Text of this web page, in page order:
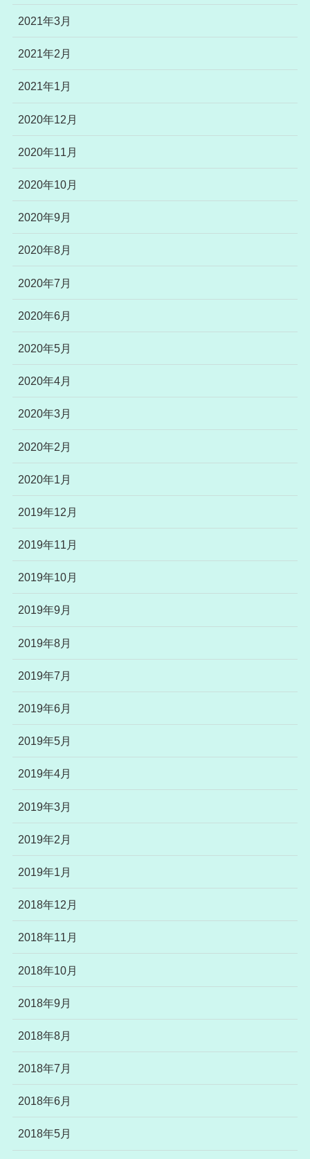
2021年3月
2021年2月
2021年1月
2020年12月
2020年11月
2020年10月
2020年9月
2020年8月
2020年7月
2020年6月
2020年5月
2020年4月
2020年3月
2020年2月
2020年1月
2019年12月
2019年11月
2019年10月
2019年9月
2019年8月
2019年7月
2019年6月
2019年5月
2019年4月
2019年3月
2019年2月
2019年1月
2018年12月
2018年11月
2018年10月
2018年9月
2018年8月
2018年7月
2018年6月
2018年5月